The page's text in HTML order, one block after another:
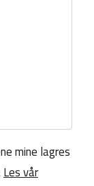
mine lagres
Les vår